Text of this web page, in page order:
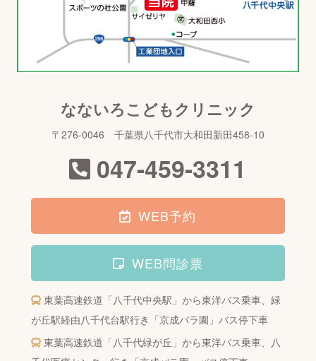
なないろこどもクリニック
〒276-0046 千葉県八千代市大和田新田458-10
047-459-3311
WEB予約
WEB問診票
東葉高速鉄道「八千代中央駅」から東洋バス乗車、 緑
が丘駅経由八千代台駅行き「京成バラ園」バス停下車
東葉高速鉄道「八千代緑が丘」から東洋バス乗車、
八